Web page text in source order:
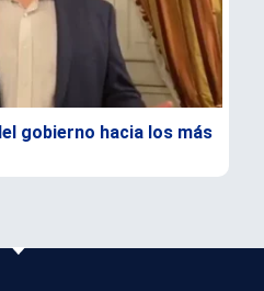
gobierno hacia los más